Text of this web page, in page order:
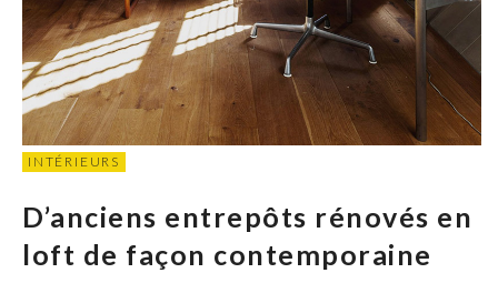
INTÉRIEURS
D’anciens entrepôts rénovés en
loft de façon contemporaine